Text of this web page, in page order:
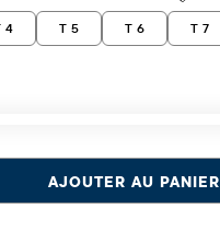
4 T 5 T 6 T 7
AJOUTER AU PANIER